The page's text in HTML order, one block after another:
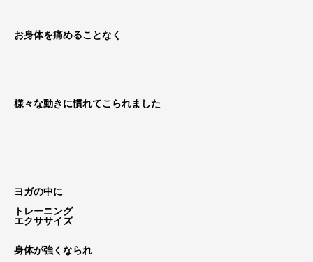
お身体を痛めることなく
様々な動きに慣れてこられました
ヨガの中に
トレーニング
エクササイズ
身体が強くなられ